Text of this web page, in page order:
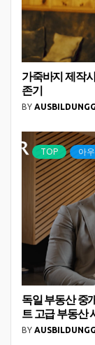
가죽바지 제작
존기
BY
TOP 아
독일 부동산 중
트 고급 부동산
BY